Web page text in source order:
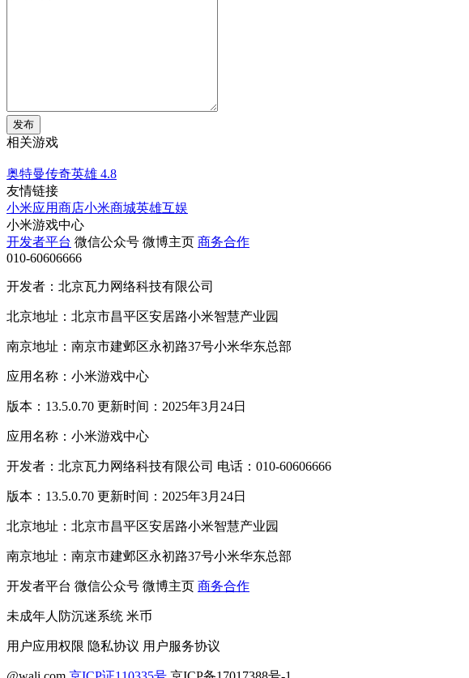
发布
相关游戏
奥特曼传奇英雄 4.8
友情链接
小米应用商店小米商城英雄互娱
小米游戏中心
开发者平台 微信公众号 微博主页 商务合作
010-60606666
开发者：北京瓦力网络科技有限公司
北京地址：北京市昌平区安居路小米智慧产业园
南京地址：南京市建邺区永初路37号小米华东总部
应用名称：小米游戏中心
版本：13.5.0.70 更新时间：2025年3月24日
应用名称：小米游戏中心
开发者：北京瓦力网络科技有限公司 电话：010-60606666
版本：13.5.0.70 更新时间：2025年3月24日
北京地址：北京市昌平区安居路小米智慧产业园
南京地址：南京市建邺区永初路37号小米华东总部
开发者平台 微信公众号 微博主页 商务合作
未成年人防沉迷系统 米币
用户应用权限 隐私协议 用户服务协议